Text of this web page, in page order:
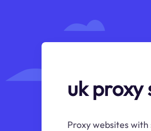
uk proxy
Proxy websites